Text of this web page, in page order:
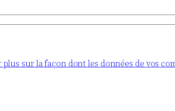
plus sur la façon dont les données de vos